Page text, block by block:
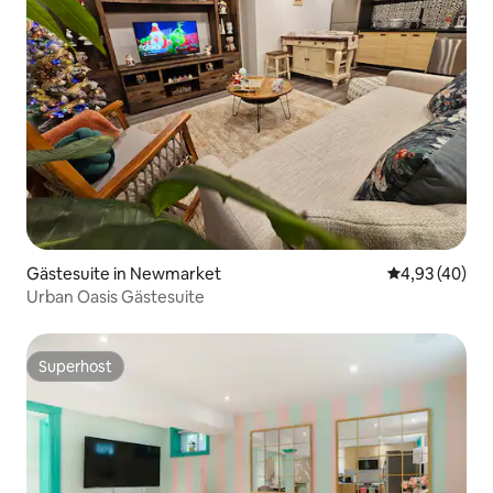
Gästesuite in Newmarket
4,93 (40)
Urban Oasis Gästesuite
Superhost
Superhost